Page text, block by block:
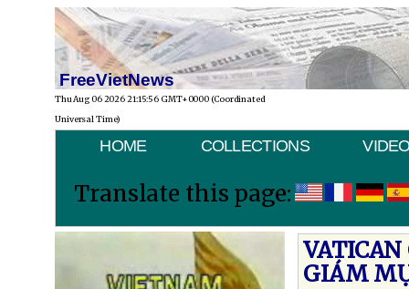
FreeVietNews
Thu Aug 06 2026 21:15:56 GMT+0000 (Coordinated
Universal Time)
HOME COLLECTIONS
Translate this page:
GIÁM